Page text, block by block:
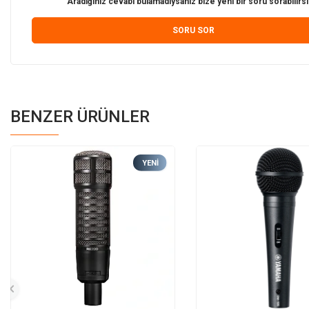
SORU SOR
BENZER ÜRÜNLER
YENI